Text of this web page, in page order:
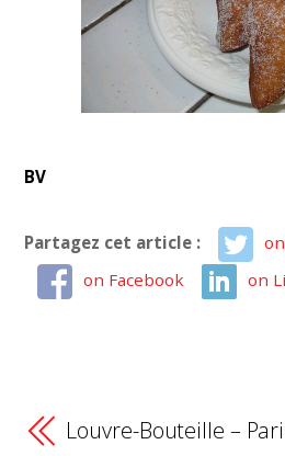
BV
Partagez cet article :
on Facebook
on
Louvre-Bouteille –